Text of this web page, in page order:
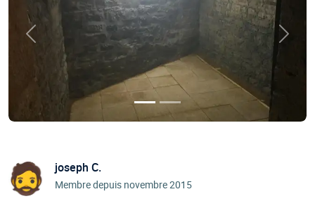
Précédent
joseph C.
Membre depuis novembre 2015